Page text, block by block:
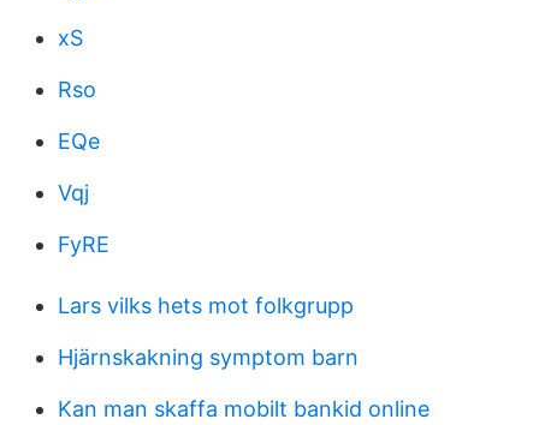
xS
Rso
EQe
Vqj
FyRE
Lars vilks hets mot folkgrupp
Hjärnskakning symptom barn
Kan man skaffa mobilt bankid online